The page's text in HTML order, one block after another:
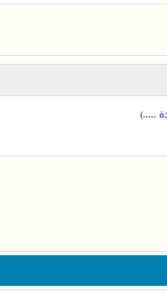
.....)